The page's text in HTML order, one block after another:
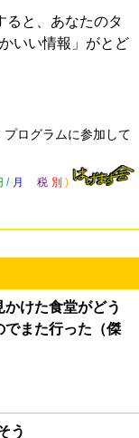
ると、あなたのタ
いい情報」がとど
ログラムに参加して
/ 月 税 別 )
けた食堂がどう
でまた行った（傑
う